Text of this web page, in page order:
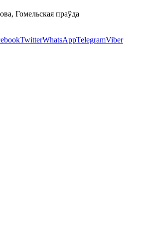
Гомельская праўда
TwitterWhatsAppTelegramViber